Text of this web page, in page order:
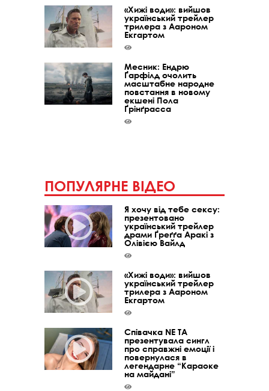
«Хижі води»: вийшов
український трейлер
трилера з Аароном
Екгартом
Месник: Ендрю
Ґарфілд очолить
масштабне народне
повстання в новому
екшені Пола
Ґрінґрасса
ПОПУЛЯРНЕ ВІДЕО
Я хочу від тебе сексу:
презентовано
український трейлер
драми Ґреґґа Аракі з
Олівією Вайлд
«Хижі води»: вийшов
український трейлер
трилера з Аароном
Екгартом
Співачка NE TA
презентувала сингл
про справжні емоції і
повернулася в
легендарне “Караоке
на майдані”